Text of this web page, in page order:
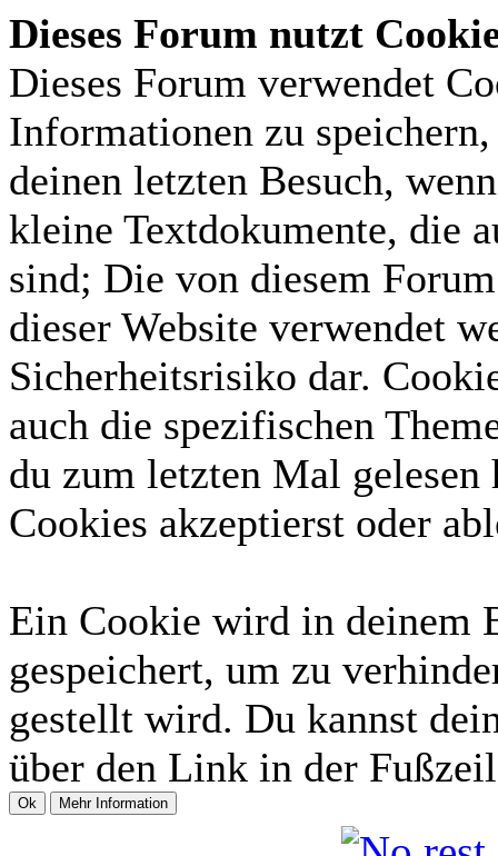
Dieses Forum nutzt
Dieses Forum verwendet
Informationen zu
deinen letzten Besuch,
kleine Textdokumente, die
sind; Die von diesem
dieser Website verwendet
Sicherheitsrisiko dar.
auch die spezifischen
du zum letzten Mal gelesen
Cookies akzeptierst oder
Ein Cookie wird in deinem
gespeichert, um zu
gestellt wird. Du kannst
über den Link in der